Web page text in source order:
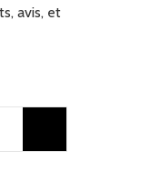
avis, et